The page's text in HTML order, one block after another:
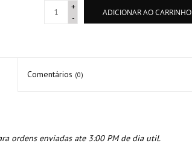
+
-
ADICIONAR AO CARRINHO
Comentários (0)
ordens enviadas ate 3:00 PM de dia util.